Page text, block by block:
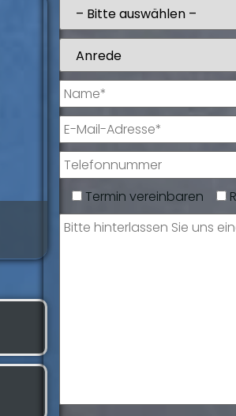
Giorgio De
Termin vereinbaren